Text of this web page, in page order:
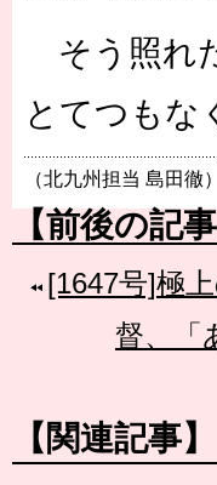
そう照れ
とてつもな
（北九州担当 島田徹）
【前後の記事
[1647号]極
督、「
【関連記事】